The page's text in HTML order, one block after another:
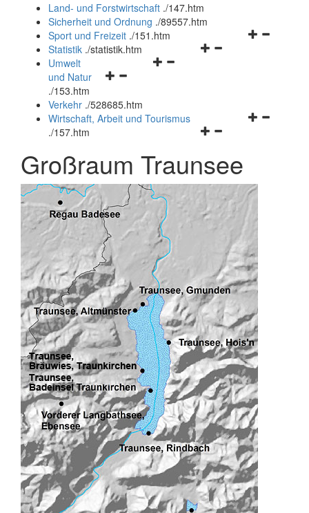
und
schließen
Land- und Forstwirtschaft ./147.htm
Sicherheit und Ordnung ./89557.htm
Navigationsmenü
Sport und Freizeit ./151.htm
Navigationsmenü
Statistik ./statistik.htm
Navigationsmenü
und
schließen
Umwelt
und Natur
./153.htm
Verkehr ./528685.htm
Navigationsmenü
und
schließen
Wirtschaft, Arbeit und Tourismus
./157.htm
Großraum Traunsee